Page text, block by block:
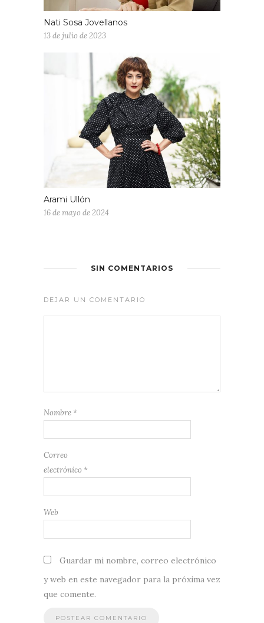
Nati Sosa Jovellanos
13 de julio de 2023
Arami Ullón
16 de mayo de 2024
SIN COMENTARIOS
DEJAR UN COMENTARIO
Nombre *
Correo
electrónico *
Web
Guardar mi nombre, correo electrónico
y web en este navegador para la próxima vez
que comente.